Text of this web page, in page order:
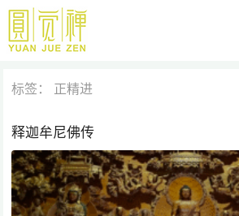
跳
主
内标签： 正精进
释迦牟尼佛传